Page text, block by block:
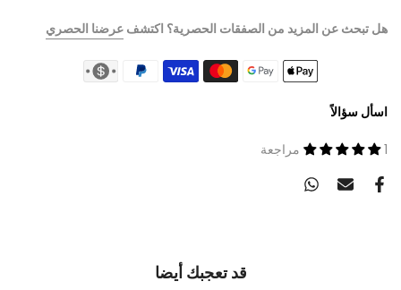
هل تبحث عن المزيد من الصفقات الحصرية؟ اكتشف عرضنا الحصري
اسأل سؤالاً
1 مراجعة
قد تعجبك أيضا